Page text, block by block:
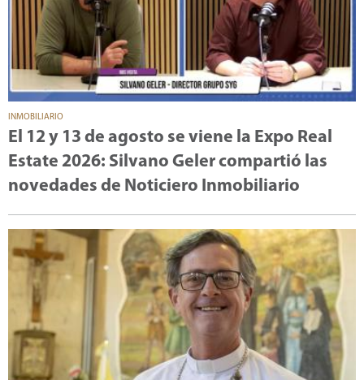
INMOBILIARIO
El 12 y 13 de agosto se viene la Expo Real
Estate 2026: Silvano Geler compartió las
novedades de Noticiero Inmobiliario